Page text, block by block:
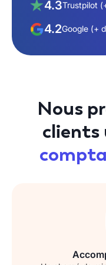
4.3Trustpilot
4.2Google (+
Nous
clients